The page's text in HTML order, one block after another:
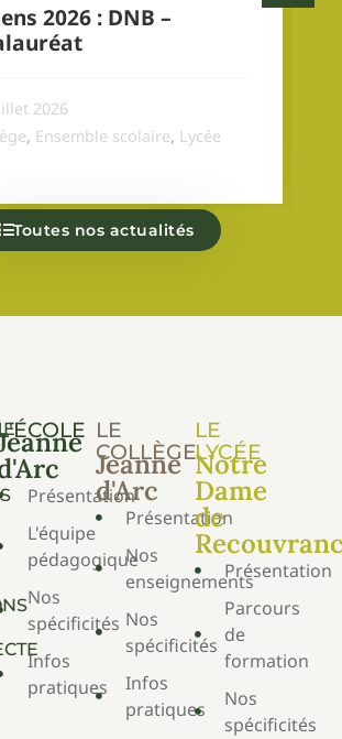
2026 : DNB –
2026
, Ensemble scolaire, Lycée
Toutes nos actualités
Présentation
L'équipe
pédagogique
Nos
spécificités
Infos
pratiques
LE
COLLÈGE
Jeanne
d'Arc
Présentation
Nos
enseignements
Nos
spécificités
Infos
pratiques
LE
LYCÉE
Notre
Dame
de
Présentation
Parcours
de
formation
Nos
spécificités